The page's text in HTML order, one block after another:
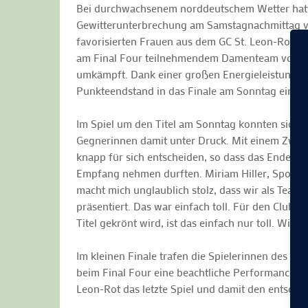
Bei durchwachsenem norddeutschem Wetter
Gewitterunterbrechung am Samstagnachmittag
favorisierten Frauen aus dem GC St. Leon-Rot
am Final Four teilnehmendem Damenteam
umkämpft. Dank einer großen Energieleistung
Punkteendstand in das Finale am Sonntag
Im Spiel um den Titel am Sonntag konnten
Gegnerinnen damit unter Druck. Mit einem
knapp für sich entscheiden, so dass das
Empfang nehmen durften. Miriam Hiller,
macht mich unglaublich stolz, dass wir als
präsentiert. Das war einfach toll. Für den Club
Titel gekrönt wird, ist das einfach nur toll. Wir
Im kleinen Finale trafen die Spielerinnen des
beim Final Four eine beachtliche Performance
Leon-Rot das letzte Spiel und damit den